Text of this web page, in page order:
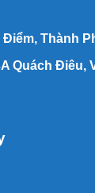
Thành
Quách Điêu,